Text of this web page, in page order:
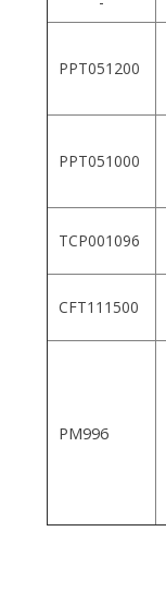
PPT051200
PPT051000
TCP001096
CFT111500
PM996